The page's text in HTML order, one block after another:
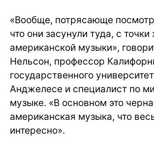
«Вообще, потрясающе
что они засунули туда, с точки
американской музыки»,
Нельсон, профессор
государственного
Анджелесе и специалист по
музыке. «В основном это
американская музыка, что
интересно».